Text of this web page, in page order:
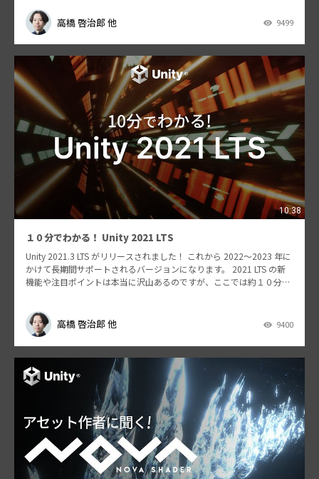
高橋 啓治郎 他 9499
10:38
１０分でわかる！ Unity 2021 LTS
Unity 2021.3 LTS がリリースされました！ これから 2022〜2023 年に
かけて長期間サポートされるバージョンになります。 2021 LTS の新
機能や注目ポイントは本当に沢山あるのですが、ここでは約１０分に
高橋 啓治郎 他 9400